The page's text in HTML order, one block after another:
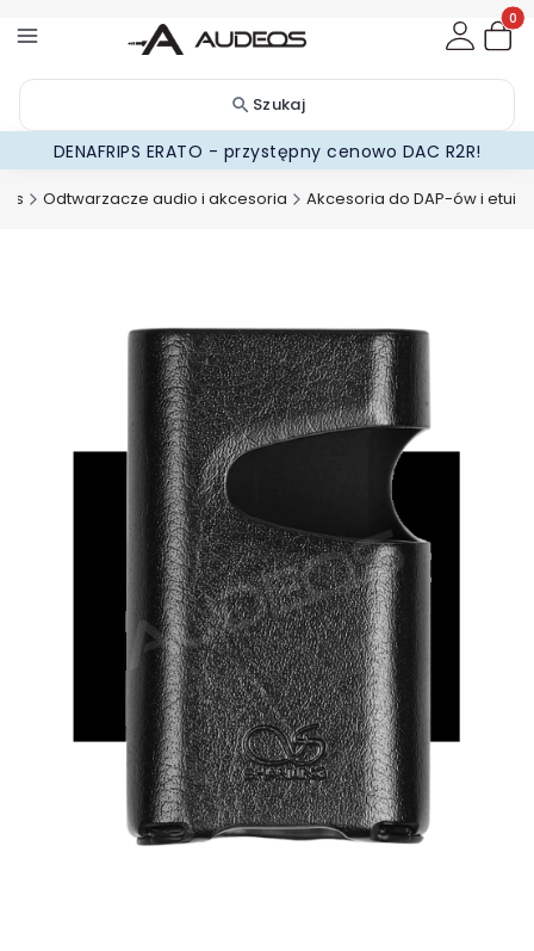
Szukaj
DENAFRIPS ERATO - przystępny cenowo DAC R2R!
Odtwarzacze audio i akcesoria Akcesoria do DAP-ów i etui